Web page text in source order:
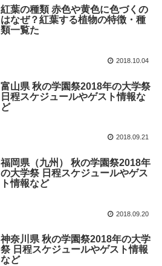
紅葉の種類 赤色や黄色に色づくの
はなぜ？紅葉する植物の特徴・種
類一覧た
2018.10.04
富山県 秋の学園祭2018年の大学祭
日程スケジュールやゲスト情報な
ど
2018.09.21
福岡県（九州） 秋の学園祭2018年
の大学祭 日程スケジュールやゲス
ト情報など
2018.09.20
神奈川県 秋の学園祭2018年の大学
祭 日程スケジュールやゲスト情報
など